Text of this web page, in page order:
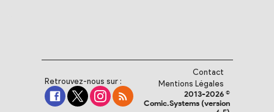
Retrouvez-nous sur :
Contact
Mentions Légales
2013-2026 ©
Comic.Systems (version